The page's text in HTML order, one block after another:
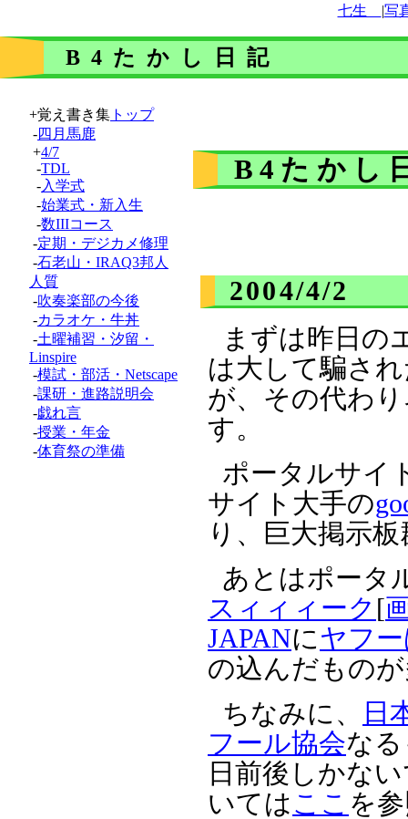
七生ゝ |写
B4たかし日記
+覚え書き集 トップ
-四月馬鹿
+4/7
-TDL
-入学式
-始業式・新入生
-数IIIコース
-定期・デジカメ修理
-石老山・IRAQ3邦人
人質
-吹奏楽部の今後
-カラオケ・牛丼
-土曜補習・汐留・
Linspire
-模試・部活・Netscape
-課研・進路説明会
-戯れ言
-授業・年金
-体育祭の準備
B4たかし
2004/4/2
まずは昨日の
は大して騙さ
が、その代わ
す。
ポータルサイ
サイト大手の
り、巨大掲示板
あとはポータ
スィィィーク [
JAPANにヤフ
の込んだもの
ちなみに、
日
フール協会な
日前後しかな
いては ここ を